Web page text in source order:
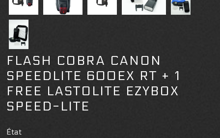
FLASH COBRA CANON
SPEEDLITE 600EX RT + 1
FREE LASTOLITE EZYBOX
SPEED-LITE
État